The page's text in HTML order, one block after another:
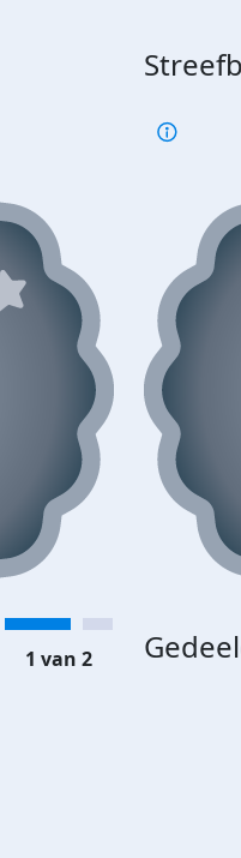
1 van 2